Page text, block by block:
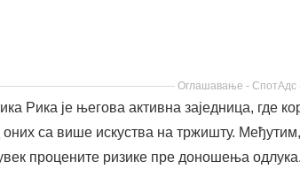
своја улагања, нудећи све, од
може деловати помало
да боље разумеју тржиште.